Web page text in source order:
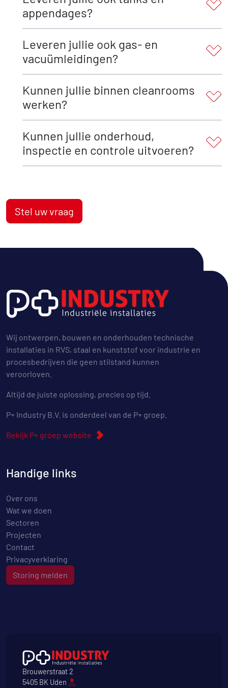
appendages?
Leveren jullie ook gas- en
vacuümleidingen?
Kunnen jullie binnen cleanrooms
werken?
Kunnen jullie onderhoud,
inspectie en controle uitvoeren?
Stel uw vraag
Wij ontwerpen, bouwen en onderhouden technische
installaties in RVS, staal en kunststof voor industrie en
procesbedrijven die geen stilstand kunnen
veroorloven.
Altijd de juiste oplossing, precies op tijd.
P+ Industry B.V. is onderdeel van de P+ groep.
Bekijk P+ groep website
Handige links
Over ons
Wat we doen
Sectoren
Projecten
Contact
Privacyverklaring
Storing melden
Brouwerstraat 2
5405 BK Uden